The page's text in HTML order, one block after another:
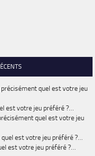
quel est votre jeu
est votre jeu préféré ?…
quel est votre jeu
est votre jeu préféré ?…
est votre jeu préféré ?…